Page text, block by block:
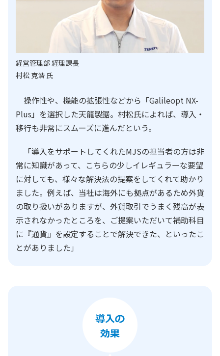
経営管理部 経理課長
村松 克浩 氏
操作性や、機能の拡張性などから「Galileopt NX-
Plus」を選択した天龍製鋸。村松氏によれば、導入・
移行も非常にスムーズに進んだという。
「導入をサポートしてくれたMJSの担当者の方は非
常に知識があって、こちらの少しイレギュラーな要望
に対しても、様々な解決法の提案をしてくれて助かり
ました。例えば、当社は海外にも拠点があるため外貨
の取り扱いがありますが、外貨取引でうまく残高が表
示されなかったところを、ご提案いただいて補助科目
に『通貨』を設定することで解決できた、といったこ
とがありました」